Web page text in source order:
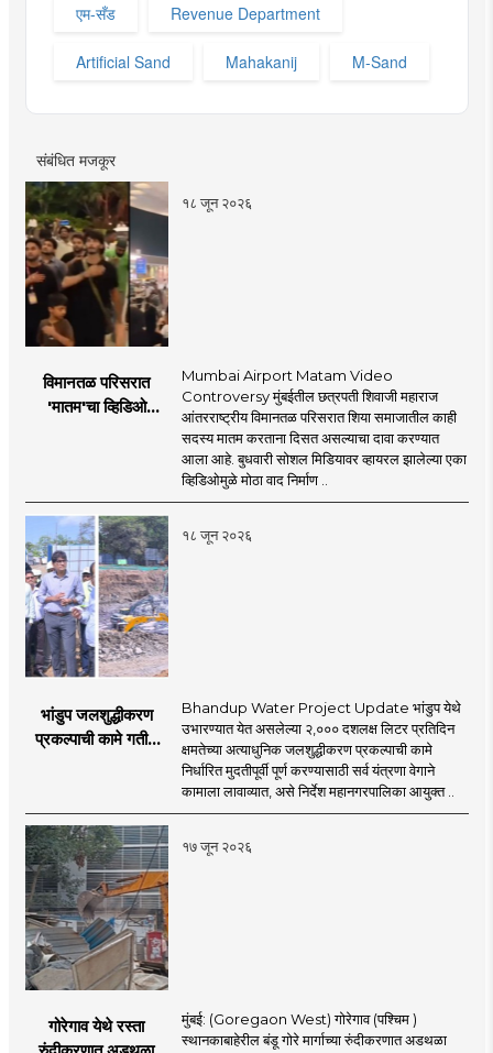
एम-सँड Revenue Department
Artificial Sand Mahakanij M-Sand
संबंधित मजकूर
१८ जून २०२६
विमानतळ परिसरात
'मातम'चा व्हिडिओ
Mumbai Airport Matam Video
Controversy मुंबईतील छत्रपती शिवाजी महाराज
आंतरराष्ट्रीय विमानतळ परिसरात शिया समाजातील काही
सदस्य मातम करताना दिसत असल्याचा दावा करण्यात
आला आहे. बुधवारी सोशल मिडियावर व्हायरल झालेल्या एका
व्हिडिओमुळे मोठा वाद निर्माण ..
१८ जून २०२६
भांडुप जलशुद्धीकरण
प्रकल्पाची कामे गतीने
Bhandup Water Project Update भांडुप येथे
उभारण्यात येत असलेल्या २,००० दशलक्ष लिटर प्रतिदिन
क्षमतेच्या अत्याधुनिक जलशुद्धीकरण प्रकल्पाची कामे
निर्धारित मुदतीपूर्वी पूर्ण करण्यासाठी सर्व यंत्रणा वेगाने
कामाला लावाव्यात, असे निर्देश महानगरपालिका आयुक्त ..
१७ जून २०२६
गोरेगाव येथे रस्ता
मुंबई: (Goregaon West) गोरेगाव (पश्चिम )
स्थानकाबाहेरील बंडू गोरे मार्गाच्या रुंदीकरणात अडथळा